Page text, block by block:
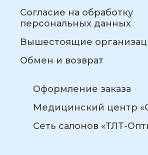
Согласие на обработку
персональных данных
Вышестоящие
Обмен и возврат
Оформление заказа
Медицинский центр
Сеть салонов «ТЛТ-